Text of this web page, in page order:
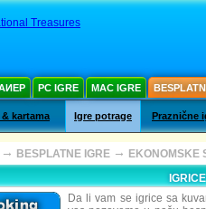
Treasures
PC IGRE MAC IGRE
kartama Igre potrage Praznične
→ BESPLATNE IGRE → EKONOMSKE
Da li vam se igrice sa